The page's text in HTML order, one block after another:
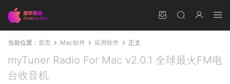
当前位置： 首页 Mac软件 应用软件 正文
myTuner Radio For Mac v2.0.1 全球最火FM电
台收音机